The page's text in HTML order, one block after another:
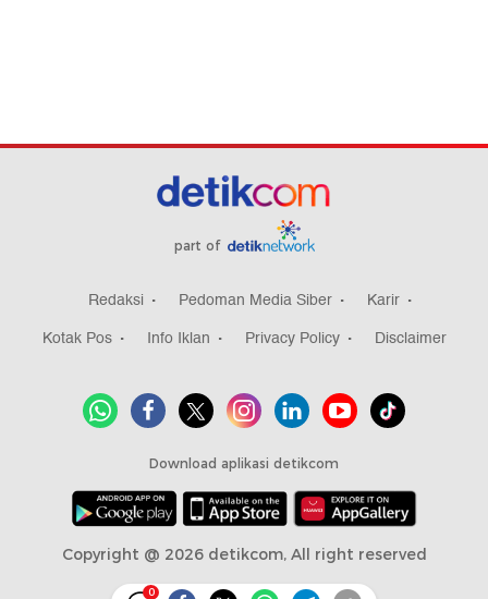
0
part of
Redaksi Pedoman Media Siber
Karir
Kotak Pos
Info Iklan Privacy Policy Disclaimer
Download aplikasi detikcom
Copyright @ 2026 detikcom, All right reserved